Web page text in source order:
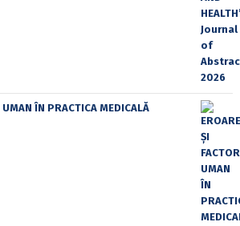
UMAN ÎN PRACTICA MEDICALĂ